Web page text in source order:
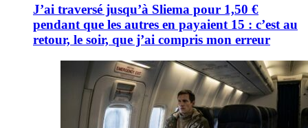
J’ai traversé jusqu’à Sliema pour 1,50 €
pendant que les autres en payaient 15 : c’est au
retour, le soir, que j’ai compris mon erreur